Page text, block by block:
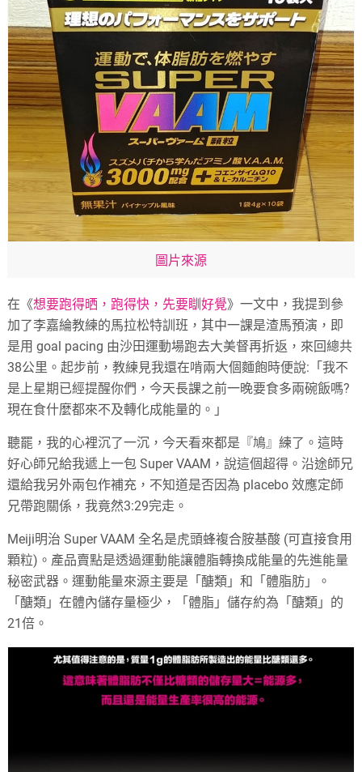
圖片來源
在《想要跑得晒，跑得快，先要瞓好覺》一文中，我提到參
加了李嘉綸教練的馬拉松特訓班，其中一課是渣馬預演，即
是用 goal pacing 由沙田運動場跑去大美督再折返，來回總共
38公里。起步前，教練見我還在啃兩大個麵飽時便說:「我不
是上星期已經提醒你們，今天長課之前一晚要食多兩碗飯嗎?
現在食什麼都來不及轉化成能量的。」
聽罷，我的心裡沉了一沉，今天看來都是『鳩』練了。這時
好心師兄給我遞上一包 Super VAAM，說這個超得。沿途師兄
還給我另外兩包作補充，不知道是否因為 placebo 效應定師
兄帶跑關係，我竟然3:29完走。
Meiji明治 Super VAAM 全名是虎頭蜂複合胺基酸 (可直接食用
顆粒)。產品賣點是透過運動能讓體脂轉換成能量的先進能量
秘密武器。運動能量來源主要是「醣類」和「體脂肪」。
「醣類」在體內儲存量極少，「體脂」儲存約為「醣類」的
21倍。